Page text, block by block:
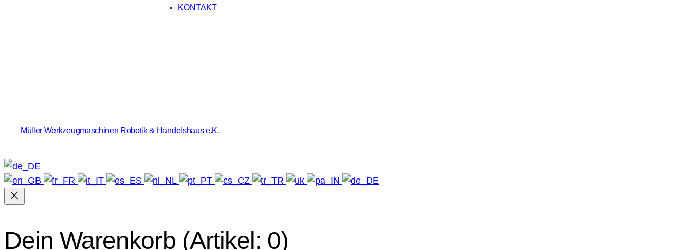
KONTAKT
Müller Werkzeugmaschinen Robotik & Handelshaus e.K.
Dein Warenkorb (Artikel: 0)